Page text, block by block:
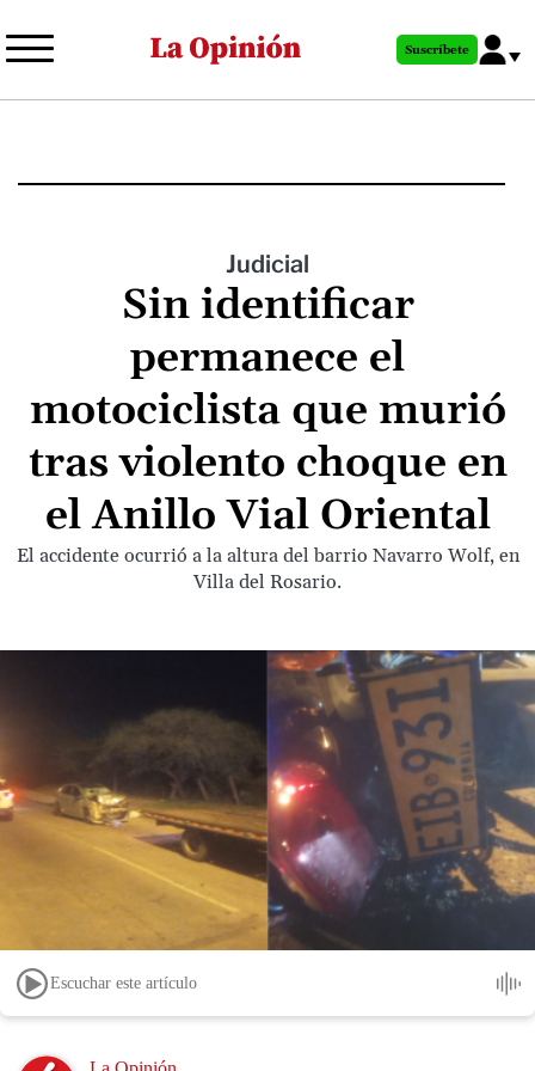
al
principal
Suscríbete
Judicial
Sin identificar
permanece el
motociclista que murió
tras violento choque en
el Anillo Vial Oriental
El accidente ocurrió a la altura del barrio Navarro Wolf, en
Villa del Rosario.
Escuchar este artículo